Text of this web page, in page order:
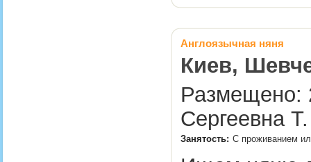
Англоязычная няня
Киев,
Размещено:
Сергеевна Т.
Занятость: С проживанием